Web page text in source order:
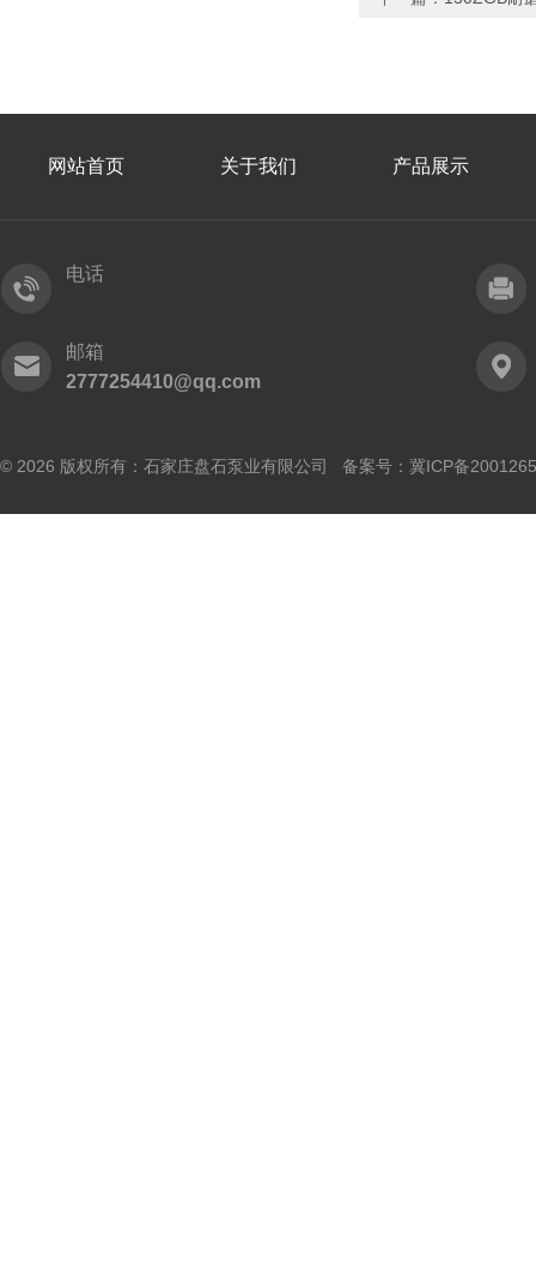
网站首页 关于我们 产品展示
电话
邮箱
2777254410@qq.com
© 2026 版权所有：石家庄盘石泵业有限公司 备案号： 冀ICP备